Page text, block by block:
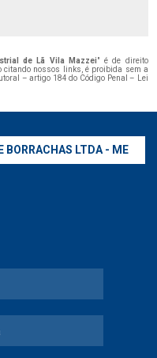
de Lã Vila Mazzei" é de direito
citando nossos links, é proibida sem a
– artigo 184 do Código Penal –
Lei
BORRACHAS LTDA - ME